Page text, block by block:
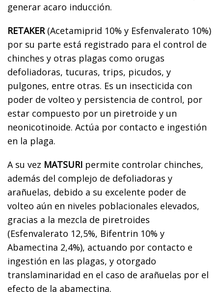
generar acaro inducción.
RETAKER(Acetamiprid 10% y Esfenvalerato 10%)
por su parte está registrado para el control de
chinches y otras plagas como orugas
defoliadoras, tucuras, trips, picudos, y
pulgones, entre otras. Es un insecticida con
poder de volteo y persistencia de control, por
estar compuesto por un piretroide y un
neonicotinoide. Actúa por contacto e ingestión
en la plaga.
A su vez MATSURI permite controlar chinches,
además del complejo de defoliadoras y
arañuelas, debido a su excelente poder de
volteo aún en niveles poblacionales elevados,
gracias a la mezcla de piretroides
(Esfenvalerato 12,5%, Bifentrin 10% y
Abamectina 2,4%), actuando por contacto e
ingestión en las plagas, y otorgado
translaminaridad en el caso de arañuelas por el
efecto de la abamectina.